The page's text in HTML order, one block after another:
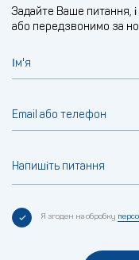
Задайте Ваше питання,
або передзвонимо за
Ім'я
Email або телефон
Напишіть питання
Я згоден на обробку